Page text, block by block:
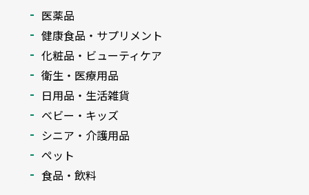
医薬品
健康食品・サプリメント
化粧品・ビューティケア
衛生・医療用品
日用品・生活雑貨
ベビー・キッズ
シニア・介護用品
ペット
食品・飲料